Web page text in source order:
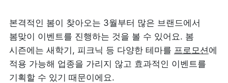
본격적인 봄이 찾아오는 3월부터 많은 브랜드에서
봄맞이 이벤트를 진행하는 것을 볼 수 있어요. 봄
시즌에는 새학기, 피크닉 등 다양한 테마를 프로모션에
적용 가능해 업종을 가리지 않고 효과적인 이벤트를
기획할 수 있기 때문이에요.